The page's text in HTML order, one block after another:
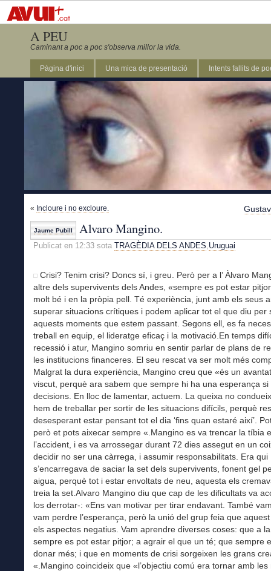
A PEU
Caminant a poc a poc s'observa millor la vida.
Pàgina d'inici Una mica de presentació Intents fallits de
« Incloure i no excloure.
Jaume Pubill Alvaro Mangino.
Publicat en 12:33 sota TRAGÈDIA DELS ANDES,Uruguai
Crisi? Tenim crisi? Doncs sí, i greu. Però per a l’ Àlvaro
altre dels supervivents dels Andes, «sempre es pot estar
molt bé i en la pròpia pell. Té experiència, junt amb els seus
superar situacions crítiques i podem aplicar tot el que diu per
aquests moments que estem passant. Segons ell, es fa
treball en equip, el lideratge eficaç i la motivació.En temps
recessió i atur, Mangino somriu en sentir parlar de plans de
les institucions financeres. El seu rescat va ser molt més
Malgrat la dura experiència, Mangino creu que «és un
viscut, perquè ara sabem que sempre hi ha una esperança
decisions. En lloc de lamentar, actuem. La queixa no
hem de treballar per sortir de les situacions difícils, perquè
desesperant estar pensant tot el dia ‘fins quan estaré així’.
però et pots aixecar sempre «.Mangino es va trencar la tíbia
l’accident, i es va arrossegar durant 72 dies assegut en un
decidir no ser una càrrega, i assumir responsabilitats. Era qui
s’encarregava de saciar la set dels supervivents, fonent gel
aigua, perquè tot i estar envoltats de neu, aquesta els
treia la set.Alvaro Mangino diu que cap de les dificultats va
los derrotar-: «Ens van motivar per tirar endavant. També
vam perdre l’esperança, però la unió del grup feia que
els aspectes negatius. Vam aprendre diverses coses: que a
sempre es pot estar pitjor; a agrair el que un té; que sempre
donar més; i que en moments de crisi sorgeixen les grans
«.Mangino coincideix que «l’objectiu comú era tornar amb les